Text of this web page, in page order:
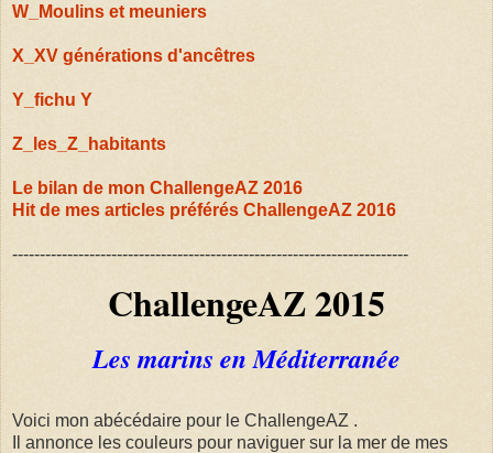
W_Moulins et meuniers
X_XV générations d'ancêtres
Y_fichu Y
Z_les_Z_habitants
Le bilan de mon ChallengeAZ 2016
Hit de mes articles préférés ChallengeAZ 2016
------------------------------------------------------------------------
ChallengeAZ 2015
Les marins en Méditerranée
Voici mon abécédaire pour le ChallengeAZ .
Il annonce les couleurs pour naviguer sur la mer de mes